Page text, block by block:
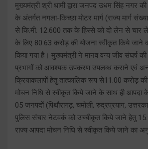
मुख्यमंत्री श्री धामी द्वारा जनपद उधम सिंह नगर की
के अंतर्गत नगला-किच्छा मोटर मार्ग (राज्य मार्ग
से कि.मी. 12.600 तक के हिस्से को दो लेन से चार
के लिए 80.63 करोड़ की योजना स्वीकृत किये जाने
किया गया है। मुख्यमंत्री ने मानव वन्य जीव संघर्ष
प्रभागों को आवश्यक उपकरण उपलब्ध कराने एवं
क्रियाकलापों हेतु तात्कालिक रूप से11.00 करोड़
मोचन निधि से स्वीकृत किये जाने के साथ ही आपदा
05 जनपदों (पिथौरागढ़, चमोली, रुद्रप्रयाग,
पुलिस संचार नेटवर्क को उच्चीकृत किये जाने हेतु
राज्य आपदा मोचन निधि से स्वीकृत किये जाने का